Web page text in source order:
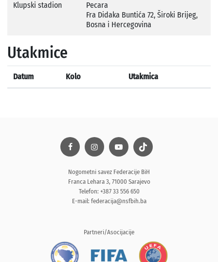
Klupski stadion
Pecara
Fra Didaka Buntića 72, Široki Brijeg,
Bosna i Hercegovina
Utakmice
Datum Kolo Utakmica
Nogometni savez Federacije BiH
Franca Lehara 3, 71000 Sarajevo
Telefon: +387 33 556 650
E-mail: federacija@nsfbih.ba
Partneri/Asocijacije